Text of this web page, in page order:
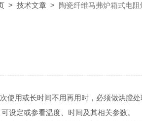
> 技术文章 > 陶瓷纤维马弗炉箱式电
使用或长时间不用再用时，必须做烘膛
可设定或参看温度、时间及其相关参数。